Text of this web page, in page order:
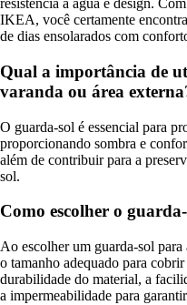
resistência à água e design.
IKEA, você certamente
de dias ensolarados com
Qual a importância de
varanda ou área
O guarda-sol é essencial para
proporcionando sombra e
além de contribuir para a
sol.
Como escolher o
Ao escolher um guarda-sol
o tamanho adequado para
durabilidade do material, a
a impermeabilidade para